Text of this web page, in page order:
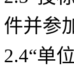
件并参
2.4“单